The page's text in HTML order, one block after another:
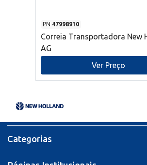
PN 47998910
Correia Transportadora New
AG
Ver Preço
Categorias